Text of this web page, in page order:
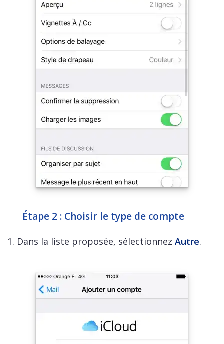
Étape 2 : Choisir le type de compte
1. Dans la liste proposée, sélectionnez Autre.